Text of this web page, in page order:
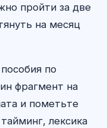
пройти за две
на месяц
по
фрагмент на
и пометьте
лексика